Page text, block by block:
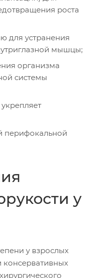
роста
для устранения
мышцы;
организма
системы
перифокальной
у
у взрослых